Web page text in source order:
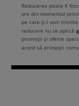
Reducerea poate fi
ore din momentul
pe care ți-l vom trimite
reducere nu se aplică
promoții și oferte
acord să primești